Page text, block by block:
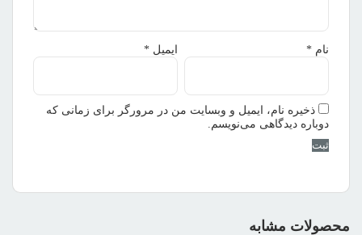
نام * ایمیل *
ذخیره نام، ایمیل و وبسایت من در مرورگر برای زمانی که
دوباره دیدگاهی می‌نویسم.
محصولات مشابه